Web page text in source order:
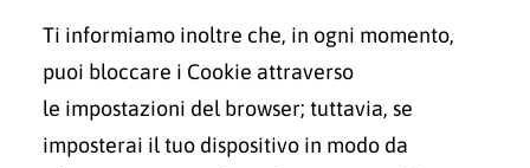
Ti informiamo inoltre che, in ogni momento,
puoi bloccare i Cookie attraverso
le impostazioni del browser; tuttavia, se
imposterai il tuo dispositivo in modo da